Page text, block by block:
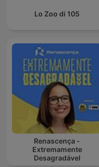
Lo Zoo di 105
Renascença -
Extremamente
Desagradável